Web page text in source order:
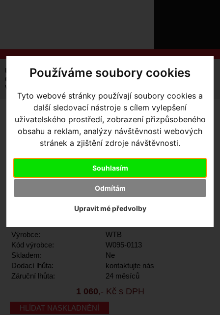
Používáme soubory cookies
Tyto webové stránky používají soubory cookies a
další sledovací nástroje s cílem vylepšení
uživatelského prostředí, zobrazení přizpůsobeného
obsahu a reklam, analýzy návštěvnosti webových
stránek a zjištění zdroje návštěvnosti.
Souhlasím
Odmítám
Upravit mé předvolby
O
NÁKUPU
SLUŽBY
REGISTRACE
ZTRATILI
Úvodní strana Výbava pro kolo
Nářadí / SWAT
Ostatní
WTB BEZDUŠOVÁ SADA TCS ROCKET TIRE PLUG KIT
WTB BEZDUŠOVÁ SADA
TCS ROCKET TIRE PLUG
KIT
Výrobce:
WTB
Kód výrobce:
W095-0113
Skladem:
Ne
Dodací lhůta:
kontaktujte nás
Záruční lhůta:
24 měsíců
1 060,- Kč s DPH
HLÍDAT NASKLADNĚNÍ